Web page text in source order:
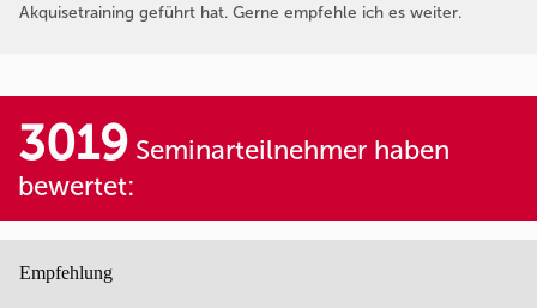
3019 Seminarteilnehmer haben
bewertet:
Empfehlung
Akquisetraining geführt hat. Gerne empfehle ich es weiter.